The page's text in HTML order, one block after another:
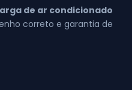
de ar condicionado
correto e garantia de